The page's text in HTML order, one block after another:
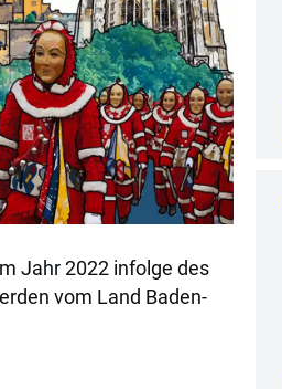
Jahr 2022 infolge des
vom Land Baden-